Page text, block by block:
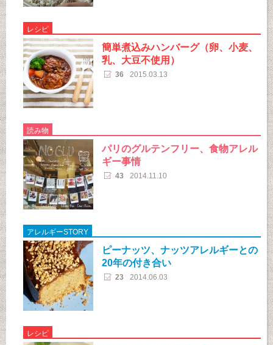
レシピ
簡単煮込みハンバーグ（卵、小麦、
乳、大豆不使用）
36 2015.03.13
読み物
パリのグルテンフリー、食物アレル
ギー事情
43 2014.11.10
アレルギーSTORY
ピーナッツ、ナッツアレルギーとの
20年の付き合い
23 2014.06.03
レシピ